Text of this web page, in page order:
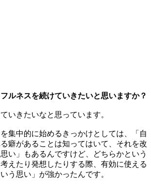
ルネスを続けていきたいと思いますか？
いきたいなと思っています。
集中的に始めるきっかけとしては、「自
癖があることは知ってはいて、それを改
い」もあるんですけど、どちらかという
えたり発想したりする際、有効に使える
う思い」が強かったんです。